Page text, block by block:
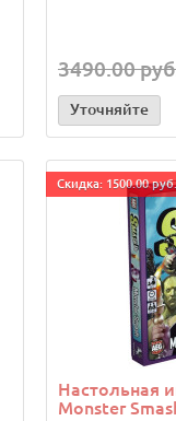
3490.00
Уточняйте
Cкидка: 1500.00 руб.
Настольная
Monster